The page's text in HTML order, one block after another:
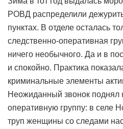
РОВД распределили
пунктах. В отделе осталась
следственно-оперативная
ничего необычного. Да и в
и спокойно. Практика
криминальные элементы
Неожиданный звонок поднял
оперативную группу: в селе
труп женщины со следами